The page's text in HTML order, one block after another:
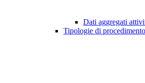
Dati aggregati
Tipologie di procedimento